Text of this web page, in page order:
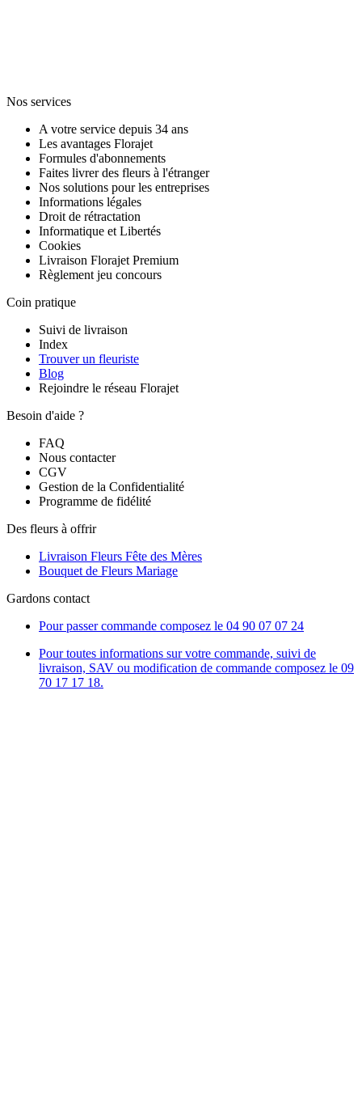
Nos services
A votre service depuis 34 ans
Les avantages Florajet
Formules d'abonnements
Faites livrer des fleurs à l'étranger
Nos solutions pour les entreprises
Informations légales
Droit de rétractation
Informatique et Libertés
Cookies
Livraison Florajet Premium
Règlement jeu concours
Coin pratique
Suivi de livraison
Index
Trouver un fleuriste
Blog
Rejoindre le réseau Florajet
Besoin d'aide ?
FAQ
Nous contacter
CGV
Gestion de la Confidentialité
Programme de fidélité
Des fleurs à offrir
Livraison Fleurs Fête des Mères
Bouquet de Fleurs Mariage
Gardons contact
Pour passer commande composez le 04 90 07 07 24
Pour toutes informations sur votre commande, suivi de
livraison, SAV ou modification de commande composez le 09
70 17 17 18.